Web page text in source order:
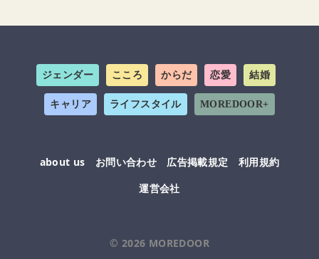
ジェンダー こころ からだ 恋愛 結婚
キャリア ライフスタイル MOREDOOR+
about us お問い合わせ 広告掲載規定
利用規約
運営会社
© 2026 MOREDOOR